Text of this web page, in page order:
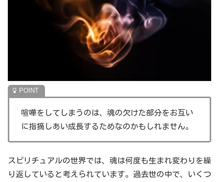
喧嘩をしてしまうのは、魂の欠けた部分をお互い
に指摘しあい成長するためなのかもしれません。
スピリチュアルの世界では、魂は何度も生まれ変わりを繰
り返していると考えられています。過去世の中で、いくつ